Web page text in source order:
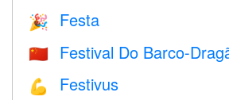
🎉 Festa
🇨🇳 Festival Do Barco-
💪 Festivus